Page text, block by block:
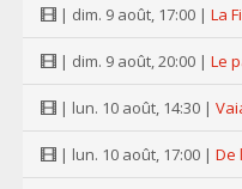
| dim. 9 août, 17:00 | La
| dim. 9 août, 20:00 | Le
| lun. 10 août, 14:30 |
| lun. 10 août, 17:00 | De